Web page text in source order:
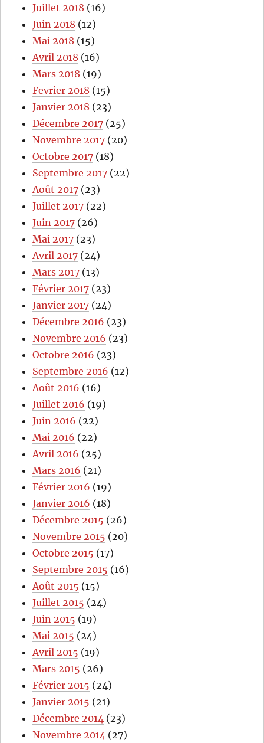
Juillet 2018 (16)
Juin 2018 (12)
Mai 2018 (15)
Avril 2018 (16)
Mars 2018 (19)
Fevrier 2018 (15)
Janvier 2018 (23)
Décembre 2017 (25)
Novembre 2017 (20)
Octobre 2017 (18)
Septembre 2017 (22)
Août 2017 (23)
Juillet 2017 (22)
Juin 2017 (26)
Mai 2017 (23)
Avril 2017 (24)
Mars 2017 (13)
Février 2017 (23)
Janvier 2017 (24)
Décembre 2016 (23)
Novembre 2016 (23)
Octobre 2016 (23)
Septembre 2016 (12)
Août 2016 (16)
Juillet 2016 (19)
Juin 2016 (22)
Mai 2016 (22)
Avril 2016 (25)
Mars 2016 (21)
Février 2016 (19)
Janvier 2016 (18)
Décembre 2015 (26)
Novembre 2015 (20)
Octobre 2015 (17)
Septembre 2015 (16)
Août 2015 (15)
Juillet 2015 (24)
Juin 2015 (19)
Mai 2015 (24)
Avril 2015 (19)
Mars 2015 (26)
Février 2015 (24)
Janvier 2015 (21)
Décembre 2014 (23)
Novembre 2014 (27)